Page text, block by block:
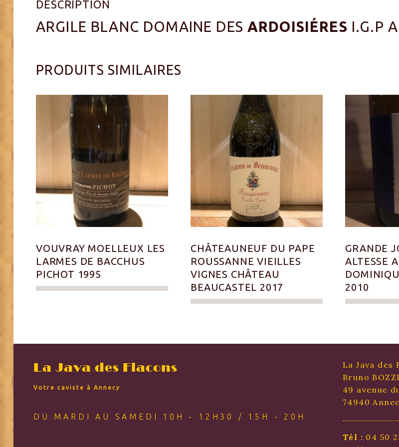
DESCRIPTION
ARGILE BLANC DOMAINE DES ARDOISIÉRES I.G.P
PRODUITS SIMILAIRES
VOUVRAY MOELLEUX LES
LARMES DE BACCHUS
PICHOT 1995
CHÂTEAUNEUF DU PAPE
ROUSSANNE VIEILLES
VIGNES CHÂTEAU
BEAUCASTEL 2017
GRANDE
ALTESSE
2010
La Java des Flacons
Votre caviste à Annecy
DU MARDI AU SAMEDI 10H - 12H30 / 15H - 20H
La Java des
Bruno
49 avenue
74940
Tél : 04 50